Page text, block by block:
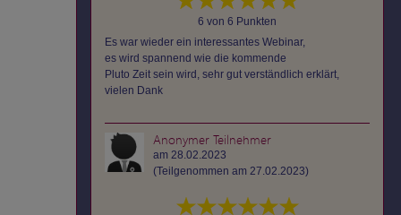
6 von 6 Punkten
Es war wieder ein interessantes Webinar,
es wird spannend wie die kommende
Pluto Zeit sein wird, sehr gut verständlich erklärt,
vielen Dank
Anonymer Teilnehmer
am 28.02.2023
(Teilgenommen am 27.02.2023)